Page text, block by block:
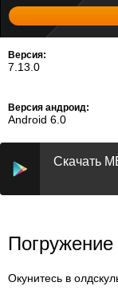
Версия:
7.13.0
Версия андроид:
Android 6.0
Скачать
Окунитесь в